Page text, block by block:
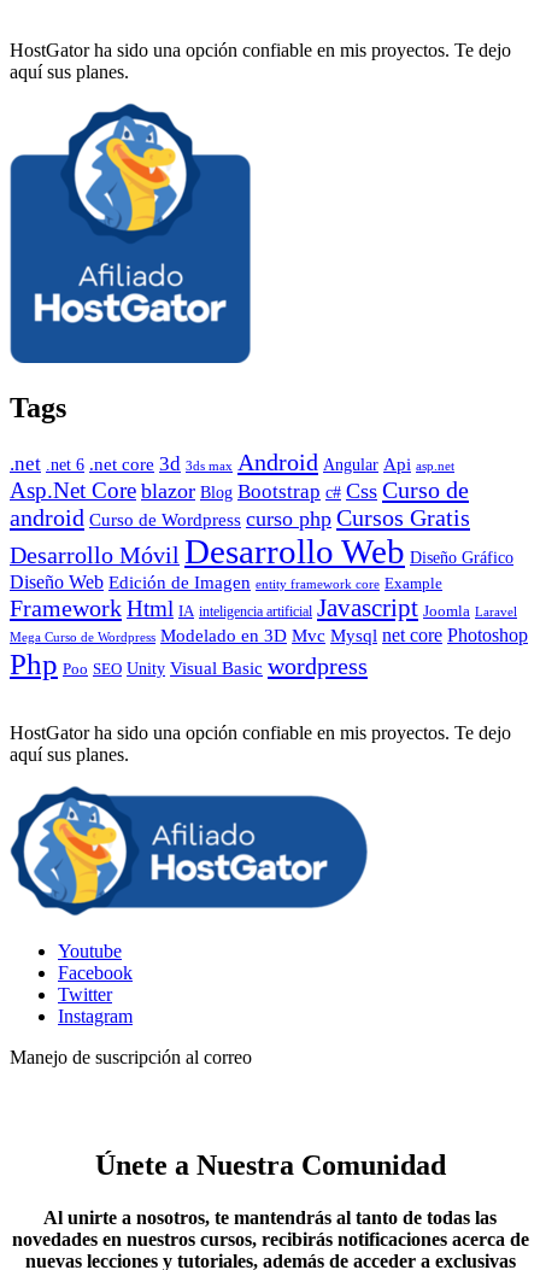
HostGator ha sido una opción confiable en mis proyectos. Te dejo
aquí sus planes.
Tags
.net .net 6 .net core 3d 3ds max Android Angular Api asp.net
Asp.Net Core blazor Blog Bootstrap c# Css Curso de
android Curso de Wordpress curso php Cursos Gratis
Desarrollo Móvil Desarrollo Web Diseño Gráfico
Diseño Web Edición de Imagen entity framework core Example
FrameworkHtml IA inteligencia artificial Javascript Joomla Laravel
Mega Curso de Wordpress Modelado en 3D Mvc Mysql net core Photoshop
Php Poo SEO Unity Visual Basic wordpress
HostGator ha sido una opción confiable en mis proyectos. Te dejo
aquí sus planes.
Youtube
Facebook
Twitter
Instagram
Manejo de suscripción al correo
Únete a Nuestra Comunidad
Al unirte a nosotros, te mantendrás al tanto de todas las
novedades en nuestros cursos, recibirás notificaciones acerca de
nuevas lecciones y tutoriales, además de acceder a exclusivas